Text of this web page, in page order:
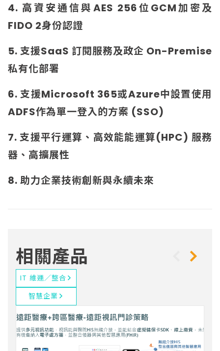
4. 高資安通信與AES 256位GCM加密及
FIDO 2身份認證
5. 支援SaaS 訂閱服務及政企 On-Premise
私有化部署
6. 支援Microsoft 365或Azure中設置使用
ADFS作為單一登入的方案 (SSO)
7. 支援平行運算、高效能能運算(HPC) 服務
器、高擴展性
8. 助力企業技術創新與永續未來
相關產品
IT 維運／整合
智慧企業